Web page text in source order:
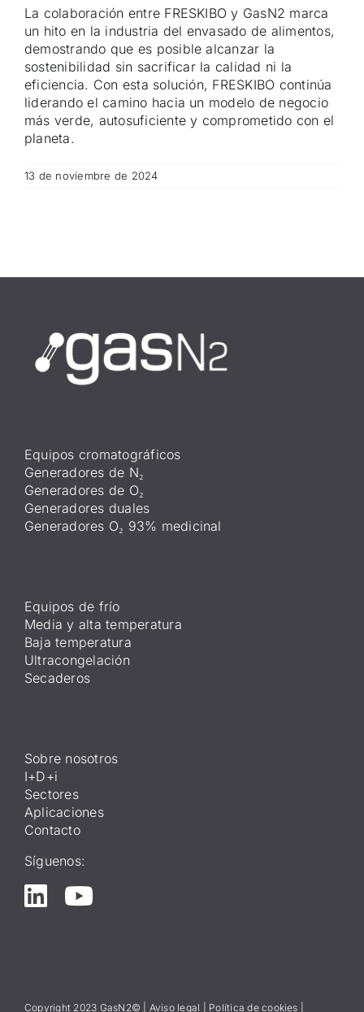
La colaboración entre FRESKIBO y GasN2 marca
un hito en la industria del envasado de alimentos,
demostrando que es posible alcanzar la
sostenibilidad sin sacrificar la calidad ni la
eficiencia. Con esta solución, FRESKIBO continúa
liderando el camino hacia un modelo de negocio
más verde, autosuficiente y comprometido con el
planeta.
13 de noviembre de 2024
Equipos cromatográficos
Generadores de N₂
Generadores de O₂
Generadores duales
Generadores O₂ 93% medicinal
Equipos de frío
Media y alta temperatura
Baja temperatura
Ultracongelación
Secaderos
Sobre nosotros
I+D+i
Sectores
Aplicaciones
Contacto
Síguenos:
Copyright 2023 GasN2© | Aviso legal Política de cookies